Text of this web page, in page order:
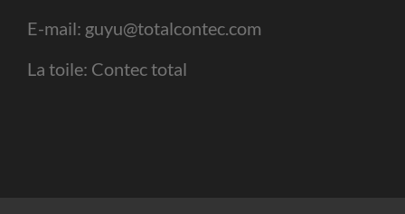
E-mail: guyu@totalcontec.com
La toile: Contec total